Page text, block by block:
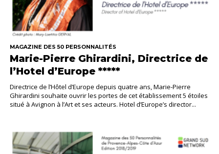
MAGAZINE DES 50 PERSONNALITÉS
Marie-Pierre Ghirardini, Directrice de
l’Hotel d’Europe *****
Directrice de l’Hôtel d’Europe depuis quatre ans, Marie-Pierre
Ghirardini souhaite ouvrir les portes de cet établissement 5 étoiles
situé à Avignon à l’Art et ses acteurs. Hotel d’Europe’s director...